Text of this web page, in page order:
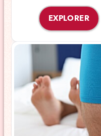
EXPLORER